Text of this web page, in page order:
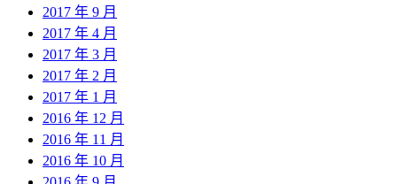
2017 年 9 月
2017 年 4 月
2017 年 3 月
2017 年 2 月
2017 年 1 月
2016 年 12 月
2016 年 11 月
2016 年 10 月